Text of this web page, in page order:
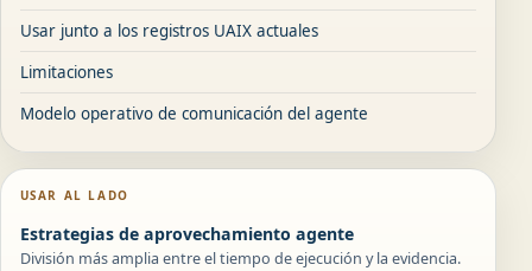
Usar junto a los registros UAIX actuales
Limitaciones
Modelo operativo de comunicación del agente
USAR AL LADO
Estrategias de aprovechamiento agente
División más amplia entre el tiempo de ejecución y la evidencia.